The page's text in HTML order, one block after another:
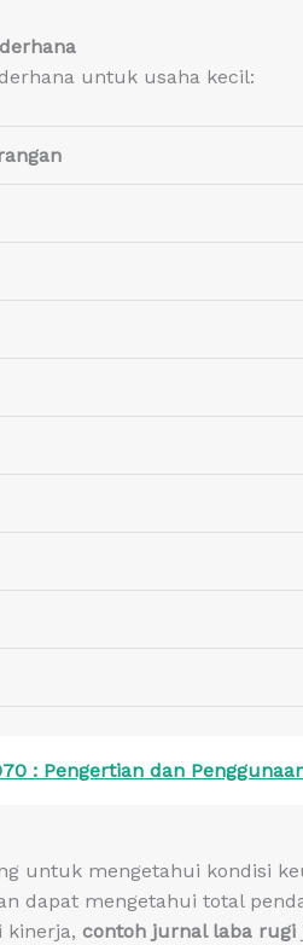
untuk usaha kecil:
: Pengertian dan
untuk mengetahui kondisi
dapat mengetahui total
kinerja, contoh jurnal laba rugi